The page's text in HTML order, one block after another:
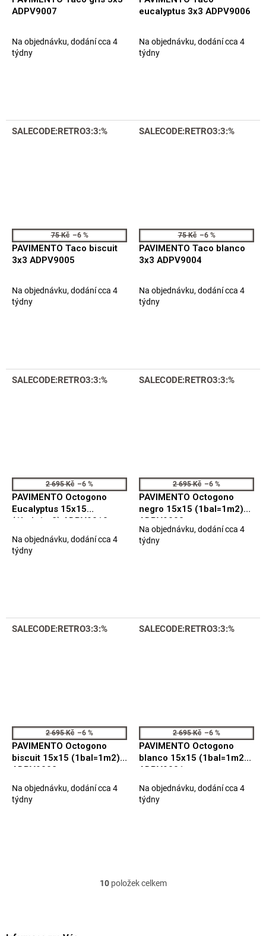
ADPV9007
Na objednávku, dodání cca 4
týdny
eucalyptus 3x3 ADPV9006
Na objednávku, dodání cca 4
týdny
SALECODE:RETRO3:3:%
75 Kč –6 %
PAVIMENTO Taco biscuit
3x3 ADPV9005
Na objednávku, dodání cca 4
týdny
SALECODE:RETRO3:3:%
75 Kč –6 %
PAVIMENTO Taco blanco
3x3 ADPV9004
Na objednávku, dodání cca 4
týdny
SALECODE:RETRO3:3:%
2 695 Kč –6 %
PAVIMENTO Octogono
Eucalyptus 15x15
(1bal=1m2) ADPV9010
Na objednávku, dodání cca 4
týdny
SALECODE:RETRO3:3:%
2 695 Kč –6 %
PAVIMENTO Octogono
negro 15x15 (1bal=1m2)
ADPV9003
Průměrné
hodnocení
Na objednávku, dodání cca 4
týdny
SALECODE:RETRO3:3:%
2 695 Kč –6 %
PAVIMENTO Octogono
biscuit 15x15 (1bal=1m2)
ADPV9002
Na objednávku, dodání cca 4
týdny
SALECODE:RETRO3:3:%
2 695 Kč –6 %
PAVIMENTO Octogono
blanco 15x15 (1bal=1m2)
ADPV9001
Na objednávku, dodání cca 4
týdny
O
10položek celkem